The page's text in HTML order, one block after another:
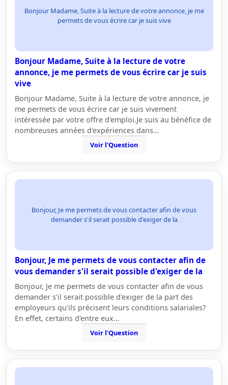
Bonjour Madame, Suite à la lecture de votre annonce, je me
permets de vous écrire car je suis vive
Bonjour Madame, Suite à la lecture de votre
annonce, je me permets de vous écrire car je suis
vive
Bonjour Madame, Suite à la lecture de votre annonce, je
me permets de vous écrire car je suis vivement
intéressée par votre offre d'emploi.Je suis au bénéfice de
nombreuses années d'expériences dans…
Voir l'Question
Bonjour, Je me permets de vous contacter afin de vous
demander s'il serait possible d'exiger de la
Bonjour, Je me permets de vous contacter afin de
vous demander s'il serait possible d'exiger de la
Bonjour, Je me permets de vous contacter afin de vous
demander s'il serait possible d'exiger de la part des
employeurs qu'ils précisent leurs conditions salariales?
En effet, certains d'entre eux…
Voir l'Question